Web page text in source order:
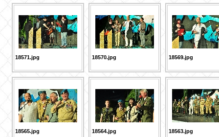
18571.jpg 18570.jpg 18569.jpg
18565.jpg 18564.jpg 18563.jpg